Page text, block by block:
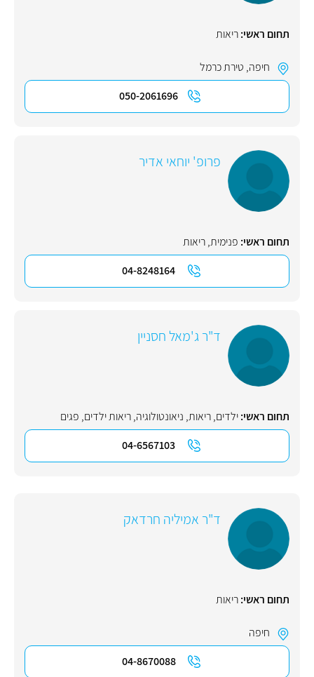
תחום ראשי:ריאות
חיפה, טירת כרמל
050-2061696
פרופ' יוחאי אדיר
תחום ראשי: פנימית,ריאות
04-8248164
ד"ר ג'מאל חסניין
תחום ראשי:ילדים,ריאות, ניאונטולוגיה,ריאות ילדים, פגים
04-6567103
ד"ר אמיליה חרדאק
תחום ראשי:ריאות
חיפה
04-8670088